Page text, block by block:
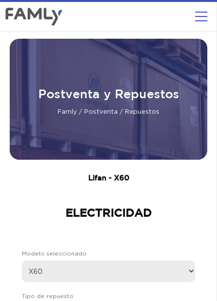
Postventa y Repuestos
Famly / Postventa / Repuestos
Lifan - X60
ELECTRICIDAD
Modelo seleccionado
Tipo de repuesto